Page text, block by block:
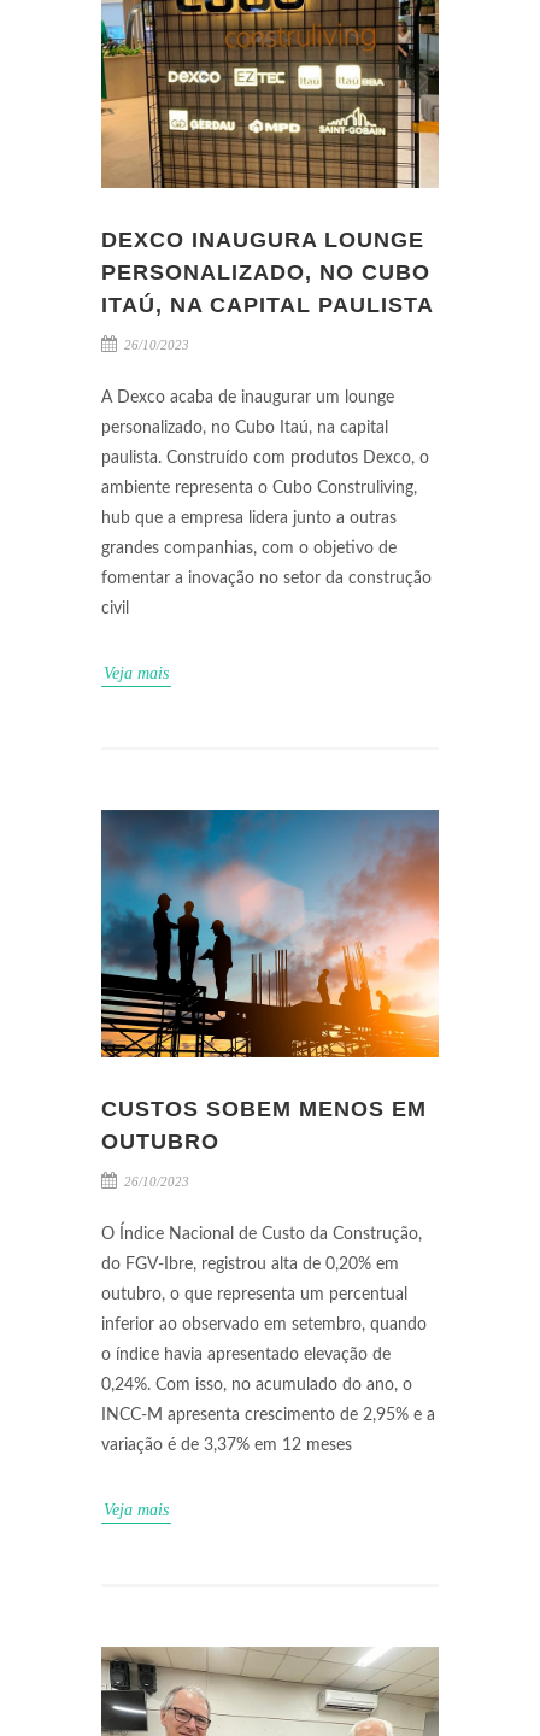
DEXCO INAUGURA LOUNGE
PERSONALIZADO, NO CUBO
ITAÚ, NA CAPITAL PAULISTA
26/10/2023
A Dexco acaba de inaugurar um lounge
personalizado, no Cubo Itaú, na capital
paulista. Construído com produtos Dexco, o
ambiente representa o Cubo Construliving,
hub que a empresa lidera junto a outras
grandes companhias, com o objetivo de
fomentar a inovação no setor da construção
civil
Veja mais
CUSTOS SOBEM MENOS EM
OUTUBRO
26/10/2023
O Índice Nacional de Custo da Construção,
do FGV-Ibre, registrou alta de 0,20% em
outubro, o que representa um percentual
inferior ao observado em setembro, quando
o índice havia apresentado elevação de
0,24%. Com isso, no acumulado do ano, o
INCC-M apresenta crescimento de 2,95% e a
variação é de 3,37% em 12 meses
Veja mais